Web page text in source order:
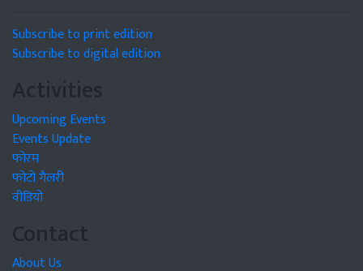
Subscribe to print edition
Subscribe to digital edition
Activities
Upcoming Events
Events Update
फोरम
फोटो गैलरी
वीडियो
Contact
About Us